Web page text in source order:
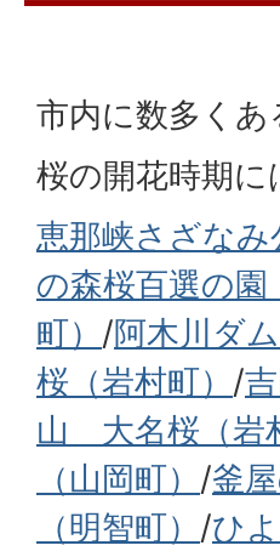
市内に数多く
桜の開花時期
恵那峡さざなみ
の森桜百選の園
町） /阿木川ダ
桜（岩村町） /
山 大名桜（岩
（山岡町） /釜
（明智町） /ひ